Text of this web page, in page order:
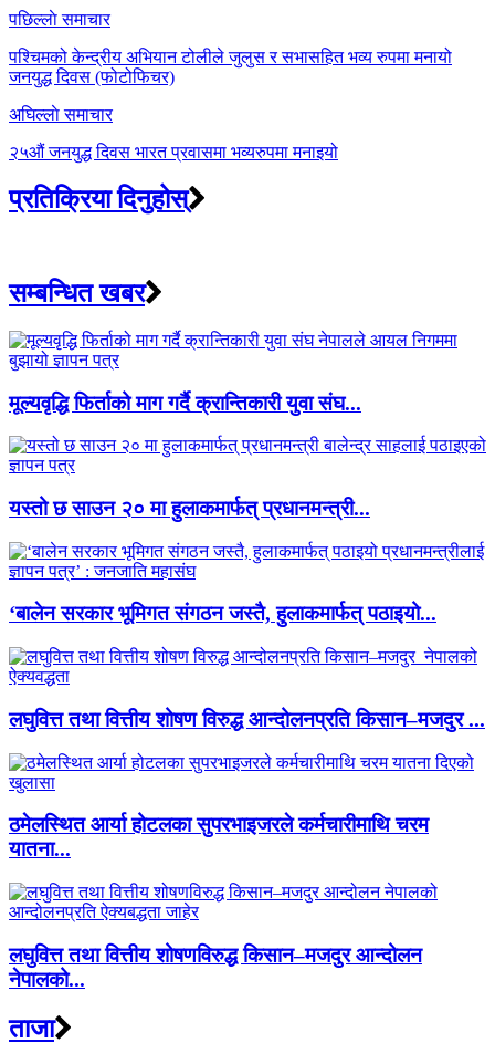
Post
navigation
पछिल्लाे समाचार
पश्चिमको केन्द्रीय अभियान टोलीले जुलुस र सभासहित भव्य रुपमा मनायो
जनयुद्ध दिवस (फोटोफिचर)
अघिल्लाे समाचार
२५औं जनयुद्ध दिवस भारत प्रवासमा भव्यरुपमा मनाइयो
प्रतिक्रिया दिनुहोस्
सम्बन्धित खबर
मूल्यवृद्धि फिर्ताको माग गर्दै क्रान्तिकारी युवा संघ...
यस्तो छ साउन २० मा हुलाकमार्फत् प्रधानमन्त्री...
‘बालेन सरकार भूमिगत संगठन जस्तै, हुलाकमार्फत् पठाइयो...
लघुवित्त तथा वित्तीय शोषण विरुद्ध आन्दोलनप्रति किसान–मजदुर ...
ठमेलस्थित आर्या होटलका सुपरभाइजरले कर्मचारीमाथि चरम
यातना...
लघुवित्त तथा वित्तीय शोषणविरुद्ध किसान–मजदुर आन्दोलन
नेपालको...
ताजा